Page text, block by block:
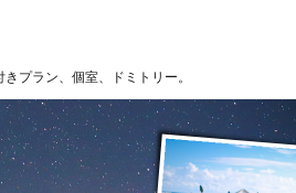
プラン、個室、ドミトリー。